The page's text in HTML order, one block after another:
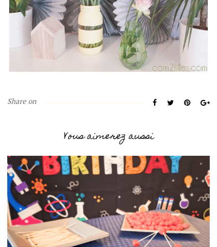
Share on
Vous aimerez aussi